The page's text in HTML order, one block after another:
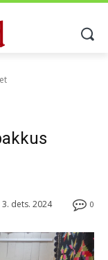
0
3. dets. 2024